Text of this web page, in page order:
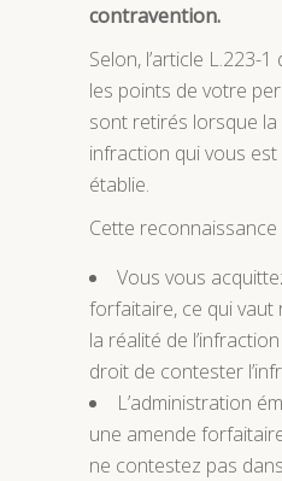
contravention.
Selon, l’article L.223-
les points de votre
sont retirés lorsque la
infraction qui vous
établie.
Cette reconnaissance
Vous vous
forfaitaire, ce qui vaut
la réalité de
droit de contester
L’administration
une amende
ne contestez pas